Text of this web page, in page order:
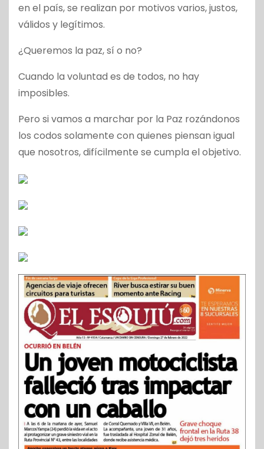
en el país, se realizan por motivos varios, justos,
válidos y legítimos.
¿Queremos la paz, sí o no?
Cuando la voluntad es de todos, no hay
imposibles.
Pero si vamos a marchar por la Paz rozándonos
los codos solamente con quienes piensan igual
que nosotros, difícilmente se cumpla el objetivo.